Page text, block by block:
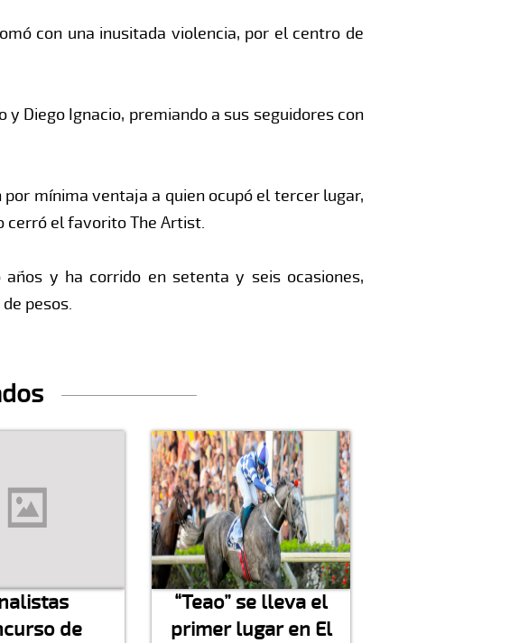
con una inusitada violencia, por el centro de
Diego Ignacio, premiando a sus seguidores con
mínima ventaja a quien ocupó el tercer lugar,
cerró el favorito The Artist.
y ha corrido en setenta y seis ocasiones,
pesos.
de
“Teao” se lleva el
primer lugar en El